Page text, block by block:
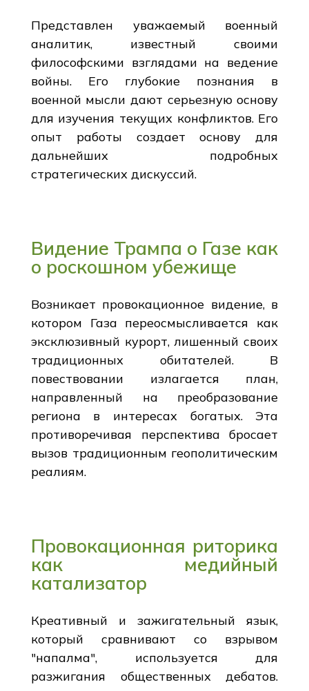
Представлен уважаемый военный
аналитик, известный своими
философскими взглядами на ведение
войны. Его глубокие познания в
военной мысли дают серьезную основу
для изучения текущих конфликтов. Его
опыт работы создает основу для
дальнейших подробных
стратегических дискуссий.
Видение Трампа о Газе как
о роскошном убежище
Возникает провокационное видение, в
котором Газа переосмысливается как
эксклюзивный курорт, лишенный своих
традиционных обитателей. В
повествовании излагается план,
направленный на преобразование
региона в интересах богатых. Эта
противоречивая перспектива бросает
вызов традиционным геополитическим
реалиям.
Провокационная риторика
как медийный
катализатор
Креативный и зажигательный язык,
который сравнивают со взрывом
"напалма", используется для
разжигания общественных дебатов.